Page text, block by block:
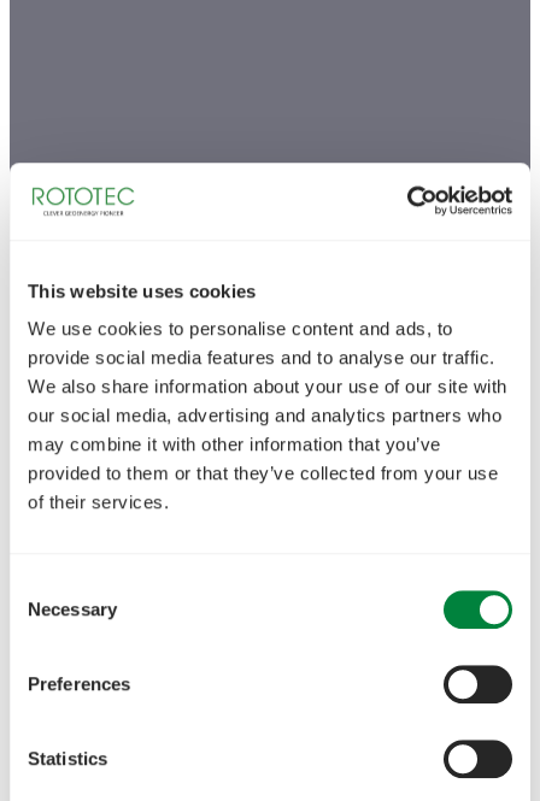
This website uses cookies
We use cookies to personalise content and ads, to
provide social media features and to analyse our traffic.
We also share information about your use of our site with
our social media, advertising and analytics partners who
may combine it with other information that you’ve
provided to them or that they’ve collected from your use
of their services.
Selection
Necessary
Preferences
Statistics